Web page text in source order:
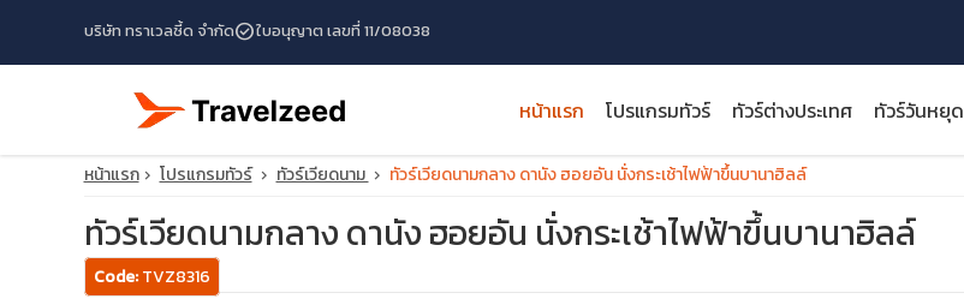
บริษัท ทราเวลซี้ด จำกัดcheck_circleใบอนุญาต เลขที่ 11/08038
หน้าแรก โปรแกรมทัวร์ ทัวร์ต่างประเทศ ทัวร์วันหยุด
หน้าแรก โปรแกรมทัวร์ ทัวร์เวียดนาม ทัวร์เวียดนามกลาง ดานัง ฮอยอัน นั่งกระเช้าไฟฟ้าขึ้นบานาฮิลล์
ทัวร์เวียดนามกลาง ดานัง ฮอยอัน นั่งกระเช้าไฟฟ้าขึ้นบานาฮิลล์
Code:TVZ8316